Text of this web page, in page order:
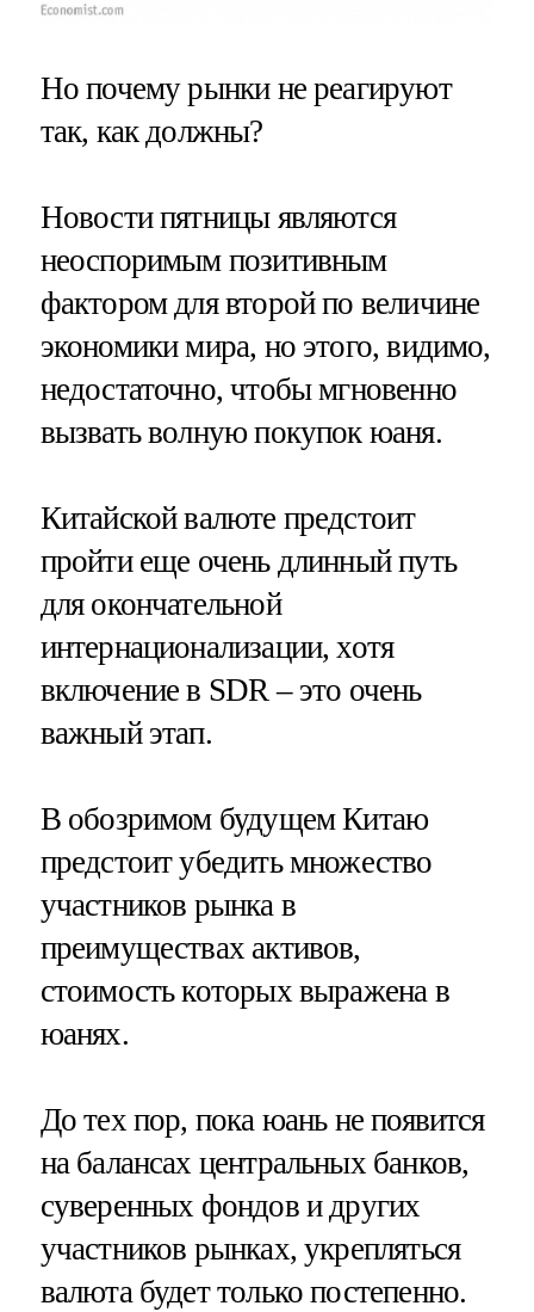
Но почему рынки не реагируют
так, как должны?
Новости пятницы являются
неоспоримым позитивным
фактором для второй по величине
экономики мира, но этого, видимо,
недостаточно, чтобы мгновенно
вызвать волную покупок юаня.
Китайской валюте предстоит
пройти еще очень длинный путь
для окончательной
интернационализации, хотя
включение в SDR – это очень
важный этап.
В обозримом будущем Китаю
предстоит убедить множество
участников рынка в
преимуществах активов,
стоимость которых выражена в
юанях.
До тех пор, пока юань не появится
на балансах центральных банков,
суверенных фондов и других
участников рынках, укрепляться
валюта будет только постепенно.